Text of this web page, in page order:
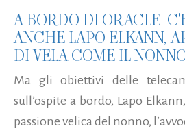
A BORDO DI ORACLE
ANCHE LAPO ELKANN,
DI VELA COME IL
Ma gli obiettivi delle
sull’ospite a bordo, Lapo
passione velica del nonno,